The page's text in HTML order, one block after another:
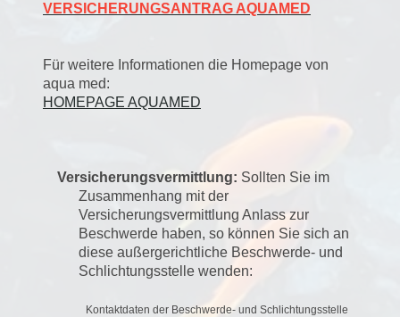
VERSICHERUNGSANTRAG AQUAMED
Für weitere Informationen die Homepage von
aqua med:
HOMEPAGE AQUAMED
Versicherungsvermittlung: Sollten Sie im
Zusammenhang mit der
Versicherungsvermittlung Anlass zur
Beschwerde haben, so können Sie sich an
diese außergerichtliche Beschwerde- und
Schlichtungsstelle wenden:
Kontaktdaten der Beschwerde- und Schlichtungsstelle